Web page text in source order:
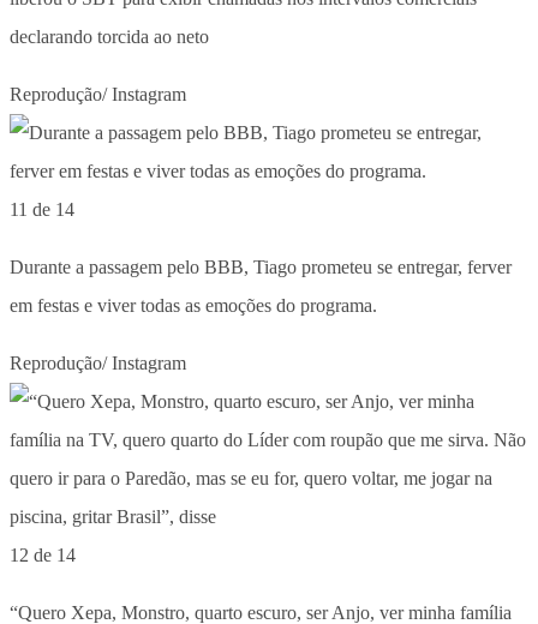
declarando torcida ao neto
Reprodução/ Instagram
11 de 14
Durante a passagem pelo BBB, Tiago prometeu se entregar, ferver
em festas e viver todas as emoções do programa.
Reprodução/ Instagram
12 de 14
“Quero Xepa, Monstro, quarto escuro, ser Anjo, ver minha família